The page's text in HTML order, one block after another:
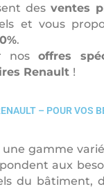
des ventes
et vous
.
nos offres
Renault !
– POUR VOS
gamme
aux
du bâtiment,